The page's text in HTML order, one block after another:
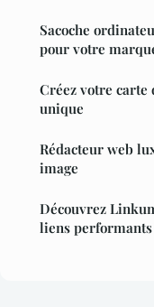
Sacoche
pour votre
Créez votre carte
unique
Rédacteur web
image
Découvrez
liens performants